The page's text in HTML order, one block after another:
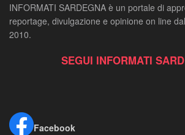
INFORMATI SARDEGNA è un portale di
reportage, divulgazione e opinione on line
2010.
SEGUI INFORMATI
Facebook